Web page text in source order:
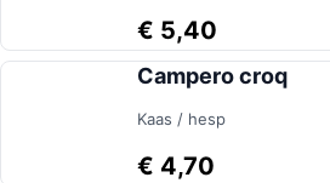
€ 5,40
Campero croq
Kaas / hesp
€ 4,70